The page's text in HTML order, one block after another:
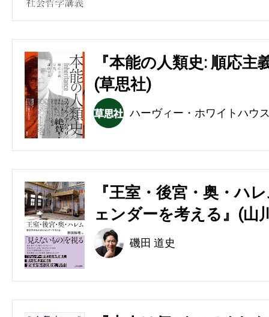
『本能の人類史: 順応
(草思社)
ハーヴィー・ホワイトハウ
『王室・後宮・奥・ハ
ェンダーを考える』(山
磯田 道史